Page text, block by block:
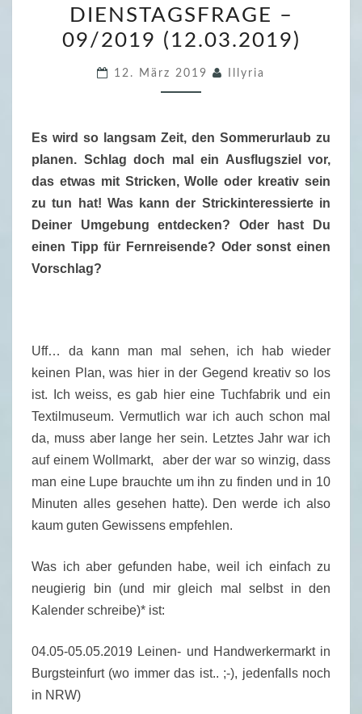
E
V
R
R
I
C
K
T
E
S
R
E
–
2
DIENSTAGSFRAGE –
09/2019 (12.03.2019)
12. März 2019 Illyria
Es wird so langsam Zeit, den Sommerurlaub zu
planen. Schlag doch mal ein Ausflugsziel vor,
das etwas mit Stricken, Wolle oder kreativ sein
zu tun hat! Was kann der Strickinteressierte in
Deiner Umgebung entdecken? Oder hast Du
einen Tipp für Fernreisende? Oder sonst einen
Vorschlag?
Uff… da kann man mal sehen, ich hab wieder
keinen Plan, was hier in der Gegend kreativ so los
ist. Ich weiss, es gab hier eine Tuchfabrik und ein
Textilmuseum. Vermutlich war ich auch schon mal
da, muss aber lange her sein. Letztes Jahr war ich
auf einem Wollmarkt, aber der war so winzig, dass
man eine Lupe brauchte um ihn zu finden und in 10
Minuten alles gesehen hatte). Den werde ich also
kaum guten Gewissens empfehlen.
Was ich aber gefunden habe, weil ich einfach zu
neugierig bin (und mir gleich mal selbst in den
Kalender schreibe)* ist:
04.05-05.05.2019 Leinen- und Handwerkermarkt in
Burgsteinfurt (wo immer das ist.. ;-), jedenfalls noch
in NRW)